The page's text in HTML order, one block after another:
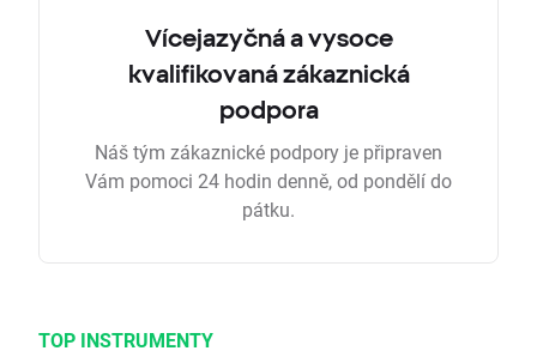
Vícejazyčná a vysoce
kvalifikovaná zákaznická
podpora
Náš tým zákaznické podpory je připraven
Vám pomoci 24 hodin denně, od pondělí do
pátku.
TOP INSTRUMENTY